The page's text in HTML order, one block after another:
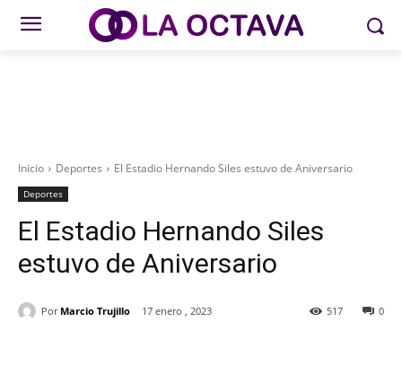
Inicio Deportes El Estadio Hernando Siles estuvo de Aniversario
Deportes
El Estadio Hernando Siles
estuvo de Aniversario
Por Marcio Trujillo 17 enero , 2023 0
517